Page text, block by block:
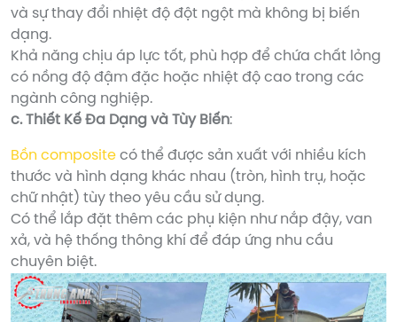
và sự thay đổi nhiệt độ đột ngột mà không bị biến
dạng.
Khả năng chịu áp lực tốt, phù hợp để chứa chất lỏng
có nồng độ đậm đặc hoặc nhiệt độ cao trong các
ngành công nghiệp.
c. Thiết Kế Đa Dạng và Tùy Biến:
Bồn composite có thể được sản xuất với nhiều kích
thước và hình dạng khác nhau (tròn, hình trụ, hoặc
chữ nhật) tùy theo yêu cầu sử dụng.
Có thể lắp đặt thêm các phụ kiện như nắp đậy, van
xả, và hệ thống thông khí để đáp ứng nhu cầu
chuyên biệt.